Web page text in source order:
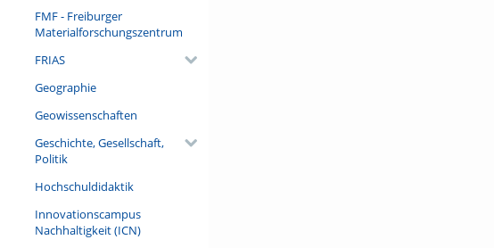
FMF - Freiburger
Materialforschungszentrum
FRIAS
Geographie
Geowissenschaften
Geschichte, Gesellschaft,
Politik
Hochschuldidaktik
Innovationscampus
Nachhaltigkeit (ICN)